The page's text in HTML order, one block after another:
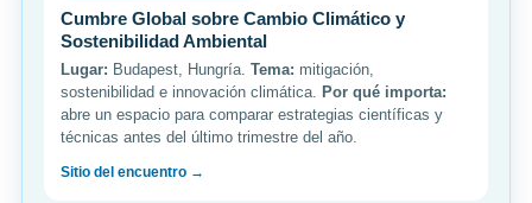
Cumbre Global sobre Cambio Climático y
Sostenibilidad Ambiental
Lugar: Budapest, Hungría. Tema: mitigación,
sostenibilidad e innovación climática.
Por qué importa:
abre un espacio para comparar estrategias científicas y
técnicas antes del último trimestre del año.
Sitio del encuentro →